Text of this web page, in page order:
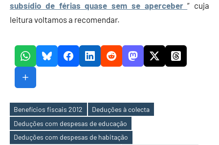
subsídio de férias quase sem se aperceber” cuja
leitura voltamos a recomendar.
Benefícios fiscais 2012
Deduções à colecta
Deduções com despesas de educação
Deduções com despesas de habitação